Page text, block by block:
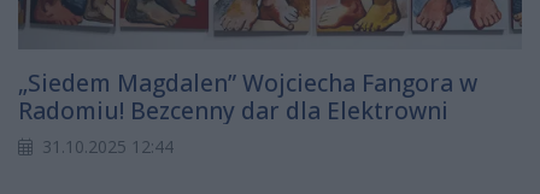
„Siedem Magdalen” Wojciecha Fangora w
Radomiu! Bezcenny dar dla Elektrowni
31.10.2025 12:44